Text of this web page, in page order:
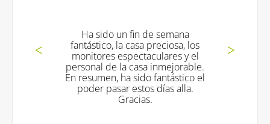
Ha sido un fin de semana
fantástico, la casa preciosa, los
monitores espectaculares y el
personal de la casa inmejorable.
En resumen, ha sido fantástico el
poder pasar estos días alla.
Gracias.